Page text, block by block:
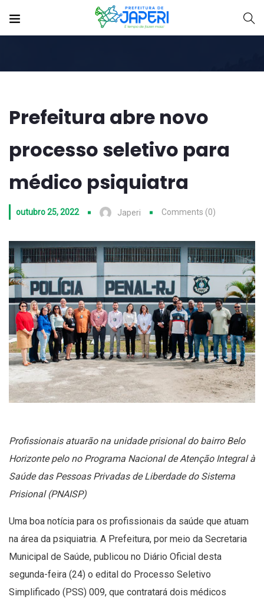
Prefeitura abre novo
processo seletivo para
médico psiquiatra
outubro 25, 2022 Japeri Comments (0)
Profissionais atuarão na unidade prisional do bairro Belo
Horizonte pelo no Programa Nacional de Atenção Integral à
Saúde das Pessoas Privadas de Liberdade do Sistema
Prisional (PNAISP)
Uma boa notícia para os profissionais da saúde que atuam
na área da psiquiatria. A Prefeitura, por meio da Secretaria
Municipal de Saúde, publicou no Diário Oficial desta
segunda-feira (24) o edital do Processo Seletivo
Simplificado (PSS) 009, que contratará dois médicos